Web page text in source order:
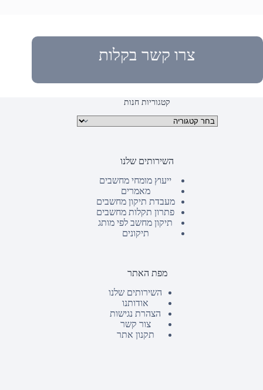
צרו קשר בקלות
קטגוריות חנות
קטגוריות מוצרים
השירותים שלנו
ייעוץ מומחי מחשבים
מאמרים
מעבדת תיקון מחשבים
פתרון תקלות מחשבים
תיקון מחשב לפי מותג
תיקונים
מפת האתר
השירותים שלנו
אודותנו
הצהרת נגישות
צור קשר
תקנון אתר